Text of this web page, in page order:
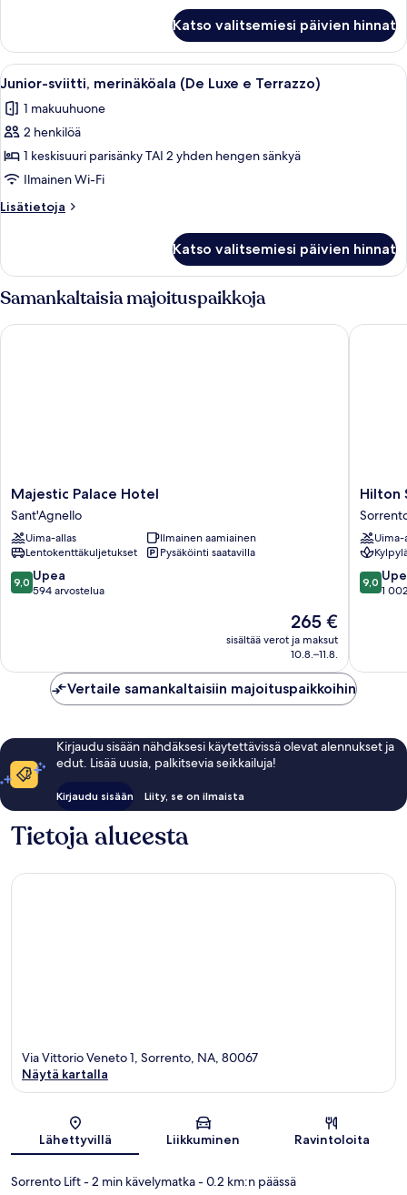
classic-
huone
Katso valitsemiesi päivien hinnat
Avaa
kaikki
huonetyypin
Junior-
sviitti,
merinäköala
(De
Luxe
Terrazzo)
kuvat
Hotellihuone, jossa on suuri sänky,
10
Junior-sviitti, merinäköala (De Luxe e Terrazzo)
1 makuuhuone
2 henkilöä
1 keskisuuri parisänky TAI 2 yhden hengen sänkyä
Ilmainen Wi-Fi
Lisätietoja
Lisätietoja
merinäköala
Luxe
Terrazzo)
Katso valitsemiesi päivien hinnat
Samankaltaisia majoituspaikkoja
Majestic
Palace
Hotel
Sant'Agnello
Majestic Palace Hotel
Sant'Agnello
Uima-allas
Ilmainen aamiainen
Lentokenttäkuljetukset
Pysäköinti saatavilla
9.0
kautta
9,0 Upea
594 arvostelua
Hinta
on
265 €
265 €
sisältää verot ja maksut
10.8.–11.8.
Majestic Palace Hotel
Hilton
Palace
Hilton
Uima-
9.0
kautta
9,0
1
Hilton
Vertaile samankaltaisiin majoituspaikkoihin
Kirjaudu sisään nähdäksesi käytettävissä olevat alennukset ja
edut. Lisää uusia, palkitsevia seikkailuja!
Kirjaudu sisään Liity, se on ilmaista
Tietoja alueesta
Kartta
Via Vittorio Veneto 1, Sorrento, NA, 80067
Näytä kartalla
Lähettyvillä Liikkuminen Ravintoloita
Sorrento Lift- 2 min kävelymatka- 0.2 km:n päässä